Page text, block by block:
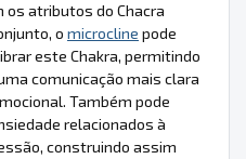
atributos do Chacra
o microcline pode
este Chakra, permitindo
comunicação mais clara
Também pode
relacionados à
construindo assim